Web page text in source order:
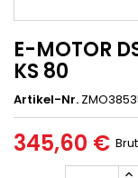
E-MOTOR
KS 80
Artikel-Nr.
345,60 €